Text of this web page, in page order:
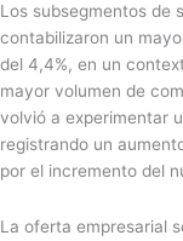
Los subsegmentos de
contabilizaron un
del 4,4%, en un
mayor volumen de
volvió a experimentar
registrando un
por el incremento del
La oferta empresarial